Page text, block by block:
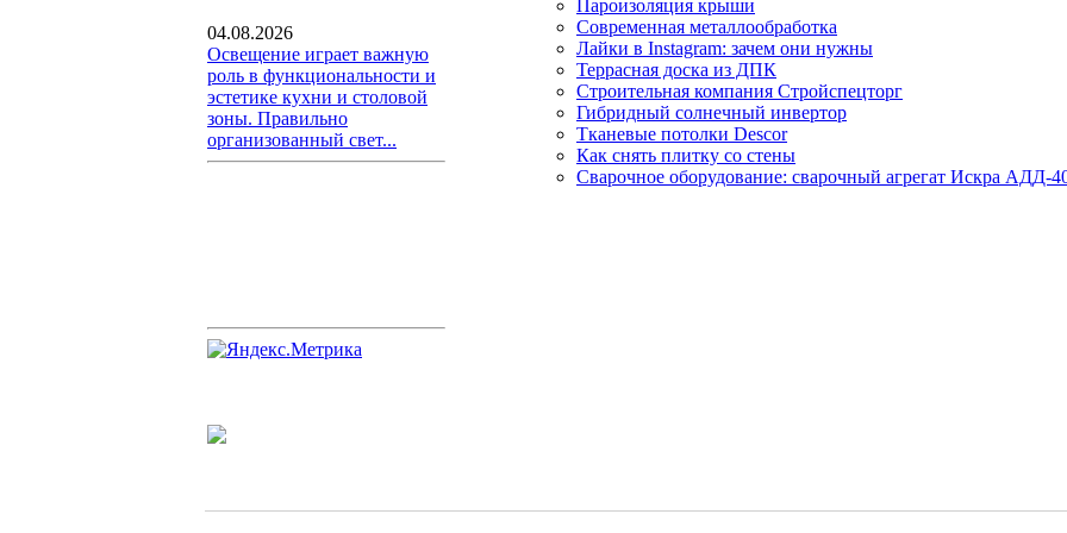
04.08.2026
Освещение играет важную
роль в функциональности и
эстетике кухни и столовой
зоны. Правильно
организованный свет...
Пароизоляция крыши
Современная металлообработка
Лайки в Instagram: зачем они нужны
Террасная доска из ДПК
Строительная компания Стройспецторг
Гибридный солнечный инвертор
Тканевые потолки Descor
Как снять плитку со стены
Сварочное оборудование: сварочный агрегат Искра АДД-